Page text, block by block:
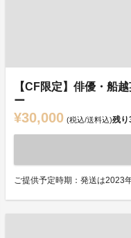
【CF限定】俳優・船
ー
¥30,000 (税込/送料込)残り
ご提供予定時期：発送は2023